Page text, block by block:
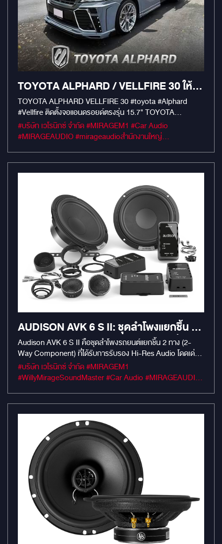
TOYOTA ALPHARD / VELLFIRE 30 ให้ล้ำ
เหนือระดับเทียบเท่ารุ่น 40
TOYOTA ALPHARD VELLFIRE 30 #toyota #Alphard
#Vellfire ติดตั้งจอแอนดรอยด์ตรงรุ่น 15.7" TOYOTA
ALPHARD VELLFIRE 30 แปลงเป็น 40 RAM 12 GB / ROM
512 GB / มีระบบ Wireless Charge CPU 2.7Ghz 6nm HDMI
เพลงต่างๆ YouTube I Netflix I AIS Play I Google Maps I
สะดวกสบาย และเพลืดเพลินในการเดินทาง
#บริษัท เวโรนิกซ์ จำกัด #MIRAGEM1 #Car Audio
#MIRAGEAUDIO #mirageaudioสำนักงานใหญ่
AUDISON AVK 6 S II: ชุดลำโพงแยกชิ้น 2
ทาง ระดับ HI-RES AUDIO (250W) ที่ติด
ตั้งง่ายที่สุด
Audison AVK 6 S II คือชุดลำโพงรถยนต์แยกชิ้น 2 ทาง (2-
Way Component) ที่ได้รับการรับรอง Hi-Res Audio โดดเด่น
ด้วยทวีตเตอร์ Tetolon ที่ตอบสนองความถี่สูงได้ถึง 40 kHz และ
วูฟเฟอร์ขนาด 6.5 นิ้ว พลังขับ 250W Peak มาพร้อมพาสซีฟค
ออกแบบมาให้ติดตั้งง่าย (OEM Integration) แต่ให้คุณภาพเสียง
ระดับพรีเมียม
#บริษัท เวโรนิกซ์ จำกัด #MIRAGEM1
#WillyMirageSoundMaster #Car Audio #MIRAGEAUDIO